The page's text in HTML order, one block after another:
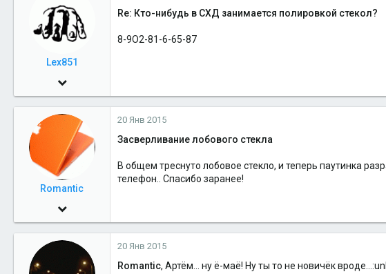
Салехардск
Lex851
8 Янв 2010
4,299
38
г.Салехард
Re: Кто-нибудь в СХД занимается полировкой стекол?
8-9О2-81-6-65-87
Romantic
21 Сен 2009
1,878
36
20 Янв 2015
Засверливание лобового стекла
В общем треснуто лобовое стекло, и теперь паутинка
телефон.. Спасибо заранее!
20 Янв 2015
Romantic, Артём... ну ё-маё! Ну ты то не новичёк